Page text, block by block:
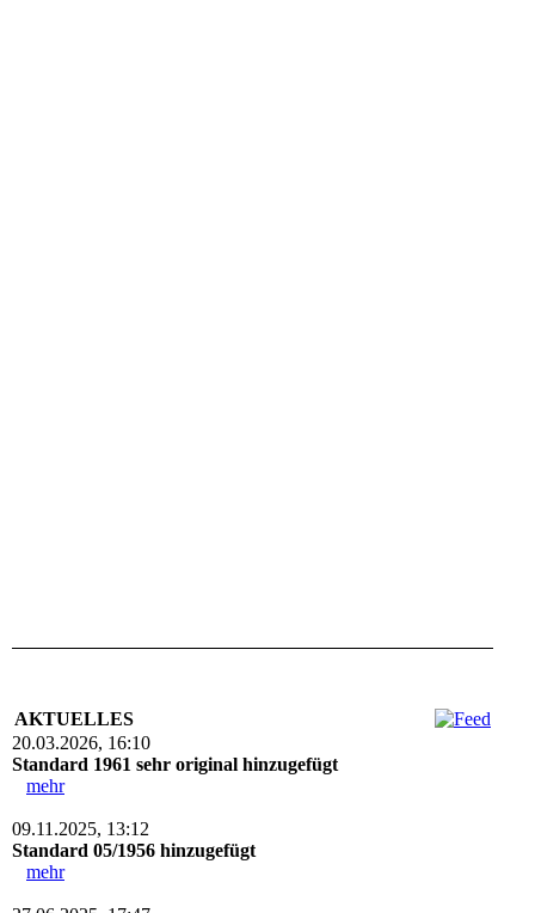
AKTUELLES
20.03.2026, 16:10
Standard 1961 sehr original hinzugefügt
mehr
09.11.2025, 13:12
Standard 05/1956 hinzugefügt
mehr